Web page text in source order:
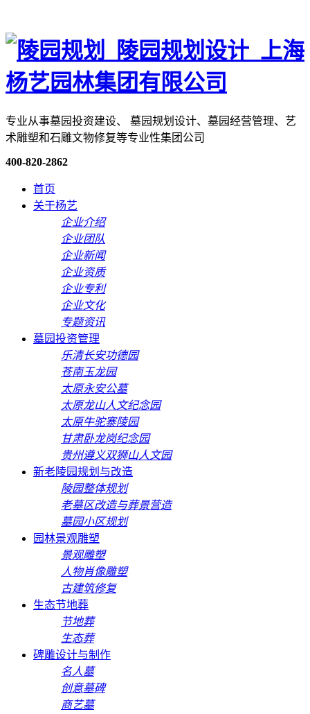
专业从事墓园投资建设、 墓园规划设计、墓园经营管理、艺
术雕塑和石雕文物修复等专业性集团公司
400-820-2862
首页
关于杨艺
企业介绍
企业团队
企业新闻
企业资质
企业专利
企业文化
专题资讯
墓园投资管理
乐清长安功德园
苍南玉龙园
太原永安公墓
太原龙山人文纪念园
太原牛驼寨陵园
甘肃卧龙岗纪念园
贵州遵义双狮山人文园
新老陵园规划与改造
陵园整体规划
老墓区改造与葬景营造
墓园小区规划
园林景观雕塑
景观雕塑
人物肖像雕塑
古建筑修复
生态节地葬
节地葬
生态葬
碑雕设计与制作
名人墓
创意墓碑
商艺墓